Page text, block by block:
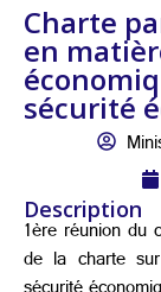
Charte
en
sécurité
Description
1ère réunion du
de la charte